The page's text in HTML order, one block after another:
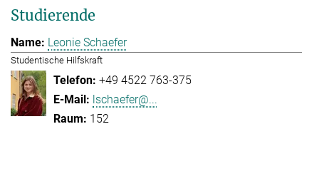
Studierende
Leonie Schaefer
Studentische Hilfskraft
+49 4522 763-375
lschaefer@...
152